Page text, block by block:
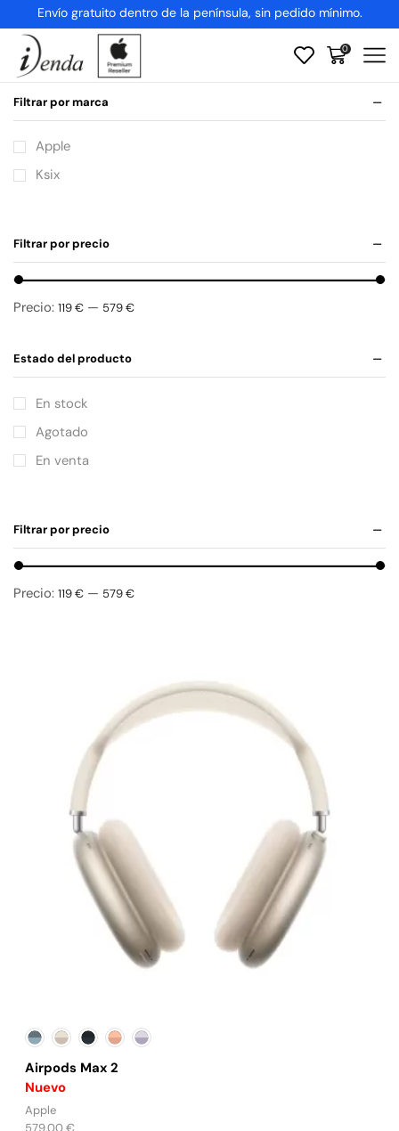
Envío gratuito dentro de la península, sin pedido mínimo.
0
Airpods Max 2
Nuevo
Apple
Filtrar por marca
Apple
Ksix
Filtrar por precio
Precio: 119 € — 579 €
Estado del producto
En stock
Agotado
En venta
Filtrar por precio
Precio: 119 € — 579 €